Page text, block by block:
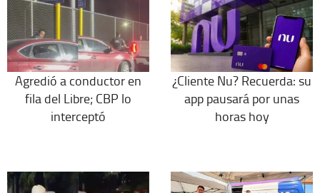
Agredió a conductor en
fila del Libre; CBP lo
interceptó
¿Cliente Nu? Recuerda: su
app pausará por unas
horas hoy